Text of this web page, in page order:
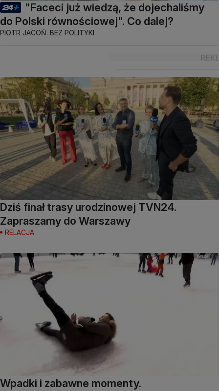
"Faceci już wiedzą, że dojechaliśmy
do Polski równościowej". Co dalej?
PIOTR JACOŃ. BEZ POLITYKI
Dziś finał trasy urodzinowej TVN24.
Zapraszamy do Warszawy
RELACJA
Wpadki i zabawne momenty.